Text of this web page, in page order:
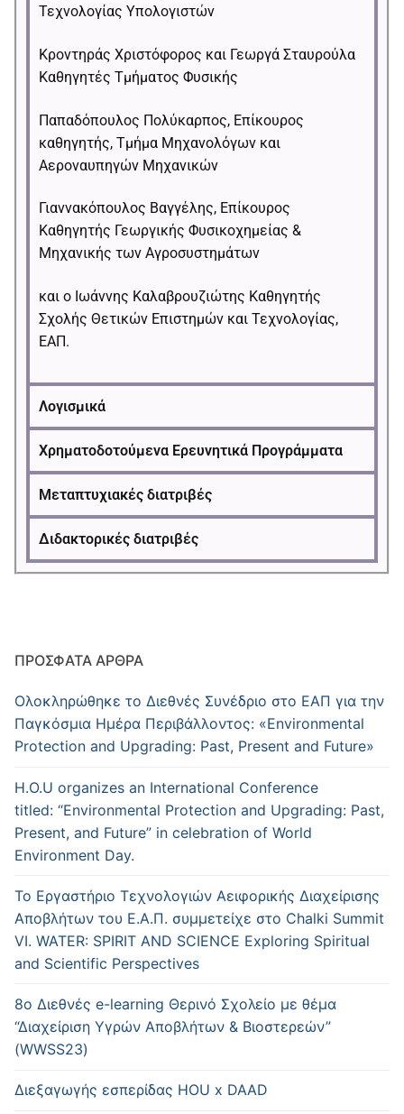
Τεχνολογίας Υπολογιστών
Κροντηράς Χριστόφορος και Γεωργά Σταυρούλα
Καθηγητές Τμήματος Φυσικής
Παπαδόπουλος Πολύκαρπος, Επίκουρος
καθηγητής, Τμήμα Μηχανολόγων και
Αεροναυπηγών Μηχανικών
Γιαννακόπουλος Βαγγέλης, Επίκουρος
Καθηγητής Γεωργικής Φυσικοχημείας &
Μηχανικής των Αγροσυστημάτων
και ο Ιωάννης Καλαβρουζιώτης Καθηγητής
Σχολής Θετικών Επιστημών και Τεχνολογίας,
ΕΑΠ.
Λογισμικά
Χρηματοδοτούμενα Ερευνητικά Προγράμματα
Μεταπτυχιακές διατριβές
Διδακτορικές διατριβές
ΠΡΌΣΦΑΤΑ ΆΡΘΡΑ
Ολοκληρώθηκε το Διεθνές Συνέδριο στο ΕΑΠ για την
Παγκόσμια Ημέρα Περιβάλλοντος: «Environmental
Protection and Upgrading: Past, Present and Future»
H.O.U organizes an International Conference
titled: “Environmental Protection and Upgrading: Past,
Present, and Future” in celebration of World
Environment Day.
Το Εργαστήριο Τεχνολογιών Αειφορικής Διαχείρισης
Αποβλήτων του Ε.Α.Π. συμμετείχε στο Chalki Summit
VI. WATER: SPIRIT AND SCIENCE Exploring Spiritual
and Scientific Perspectives
8ο Διεθνές e-learning Θερινό Σχολείο με θέμα
“Διαχείριση Υγρών Αποβλήτων & Βιοστερεών”
(WWSS23)
Διεξαγωγής εσπερίδας HOU x DAAD